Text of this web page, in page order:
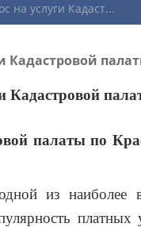
на услуги Кадаст...
Кадастровой
Кадастровой
палаты по
из